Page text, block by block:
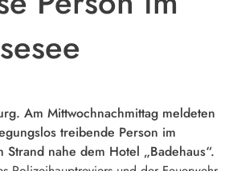
Am Mittwochnachmittag meldeten
treibende Person im
Strand nahe dem Hotel „Badehaus“.